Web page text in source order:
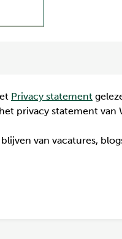
Privacy statement
privacy statement van
van vacatures,